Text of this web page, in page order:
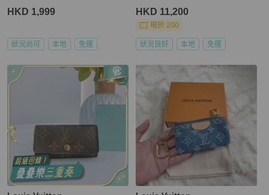
HKD 1,999
狀況尚可 本地 免運
HKD 11,200
現折 200
狀況良好 本地 免運